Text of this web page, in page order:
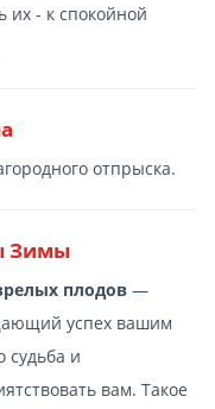
их - к спокойной
отпрыска.
Зимы
плодов —
успех вашим
судьба и
вам. Такое